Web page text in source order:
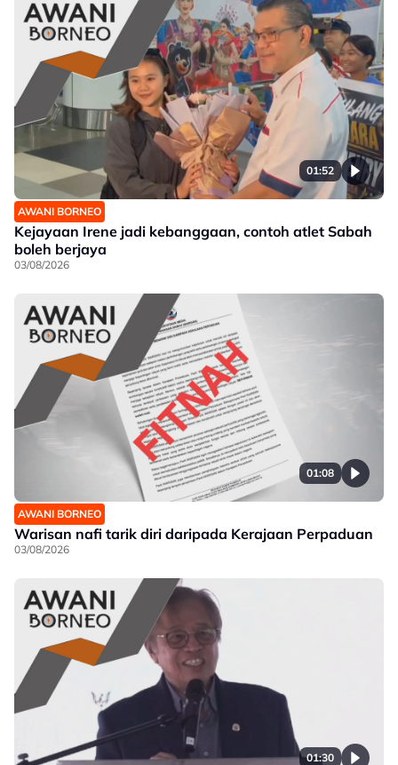
01:52
AWANI BORNEO
Kejayaan Irene jadi kebanggaan, contoh atlet Sabah
boleh berjaya
03/08/2026
01:08
AWANI BORNEO
Warisan nafi tarik diri daripada Kerajaan Perpaduan
03/08/2026
01:30